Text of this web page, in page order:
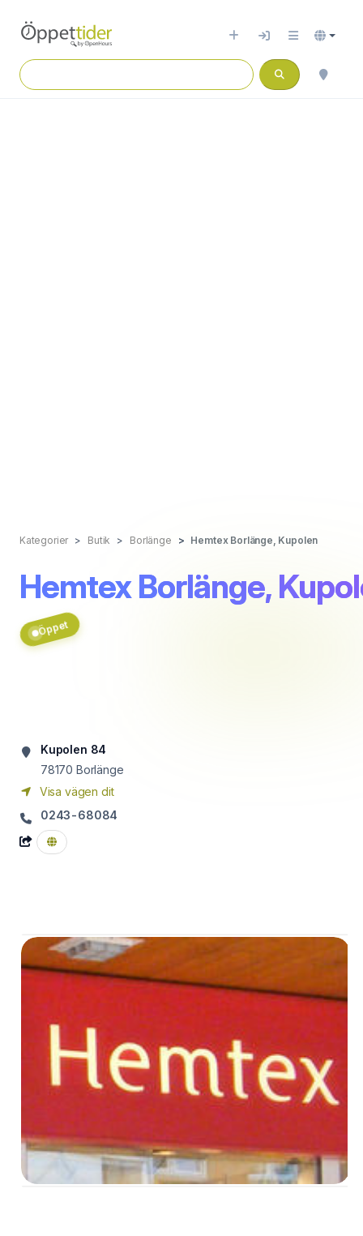
Kategorier Butik Borlänge Hemtex Borlänge, Kupolen
Hemtex Borlänge,
Öppet
Kupolen 84
78170 Borlänge
Visa vägen dit
0243-68084